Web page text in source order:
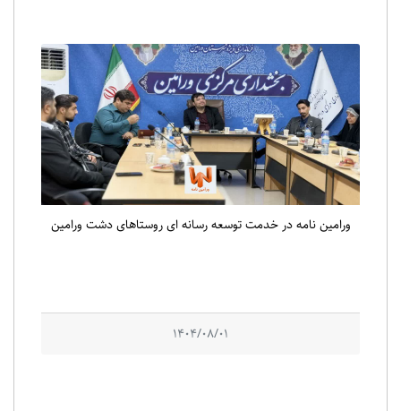
ورامین نامه در خدمت توسعه رسانه ای روستاهای دشت ورامین
1404/08/01